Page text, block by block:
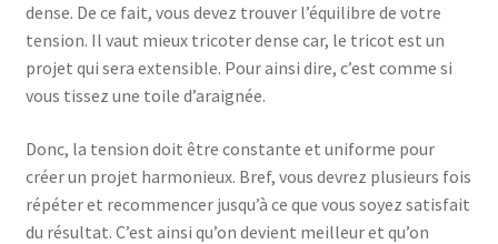
dense. De ce fait, vous devez trouver l’équilibre de votre
tension. Il vaut mieux tricoter dense car, le tricot est un
projet qui sera extensible. Pour ainsi dire, c’est comme si
vous tissez une toile d’araignée.
Donc, la tension doit être constante et uniforme pour
créer un projet harmonieux. Bref, vous devrez plusieurs fois
répéter et recommencer jusqu’à ce que vous soyez satisfait
du résultat. C’est ainsi qu’on devient meilleur et qu’on